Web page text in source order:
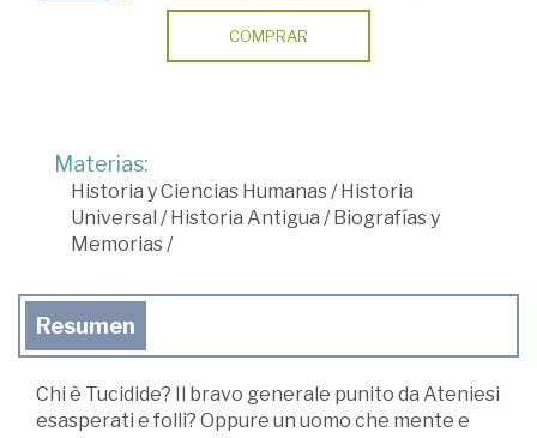
COMPRAR
Materias:
Historia y Ciencias Humanas/Historia
Universal /Historia Antigua /Biografías y
Memorias/
Resumen
Chi è Tucidide? Il bravo generale punito da Ateniesi
esasperati e folli? Oppure un uomo che mente e